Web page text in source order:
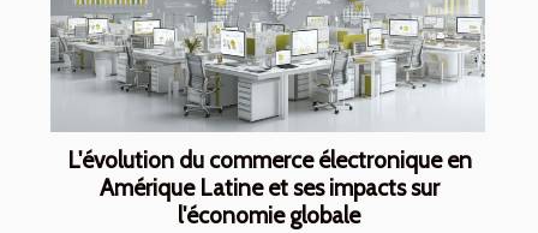
L'évolution du commerce électronique en
Amérique Latine et ses impacts sur
l'économie globale